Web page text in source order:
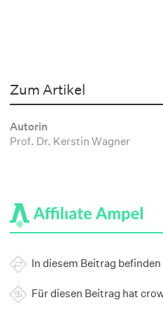
Zum Artikel
Autorin
Prof. Dr. Kerstin Wagner
In diesem Beitrag
Für diesen Beitrag hat